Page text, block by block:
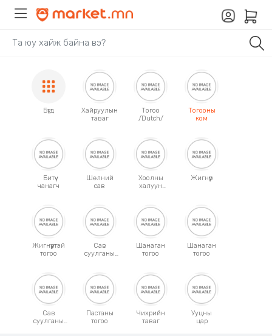
Бүгд
Хайруулын
таваг
Тогоо
/Dutch/
Тогооны
ком
Битүү
чанагч
Шөлний
сав
Хоолны
халуун
Жигнүүр
Жигнүүртэй
тогоо
Сав
суулганы
Шанаган
тогоо
Шанаган
тогоо
Сав
суулганы
Пастаны
тогоо
Чихрийн
таваг
Ууцны
цар